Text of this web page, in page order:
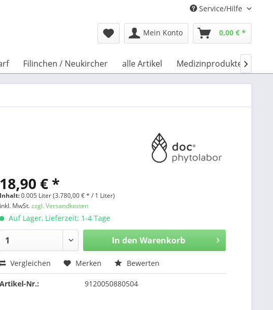
Service/Hilfe
Mein Konto 0,00 € *
Filinchen / Neukircher alle Artikel Medizinprodukte 
18,90 € *
Inhalt:0.005 Liter (3.780,00 € * / 1 Liter)
inkl. MwSt.zzgl. Versandkosten
Auf Lager, Lieferzeit: 1-4 Tage
In den Warenkorb
Vergleichen Merken Bewerten
Artikel-Nr.: 9120050880504